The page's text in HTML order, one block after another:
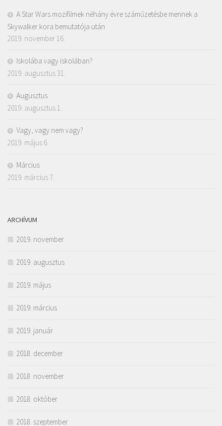
A Star Wars mozifilmek néhány évre száműzetésbe mennek a
Skywalker kora bemutatója után
2019. november 16.
Iskolába vagy iskolában?
2019. augusztus 31.
Augusztus
2019. augusztus 1.
Vagy, vagy nem vagy?
2019. május 6.
Március
2019. március 7.
ARCHÍVUM
2019. november
2019. augusztus
2019. május
2019. március
2019. január
2018. december
2018. november
2018. október
2018. szeptember